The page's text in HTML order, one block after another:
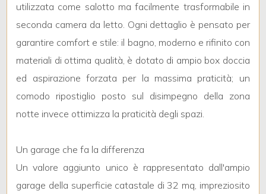
utilizzata come salotto ma facilmente trasformabile in
seconda camera da letto. Ogni dettaglio è pensato per
garantire comfort e stile: il bagno, moderno e rifinito con
materiali di ottima qualità, è dotato di ampio box doccia
ed aspirazione forzata per la massima praticità; un
comodo ripostiglio posto sul disimpegno della zona
notte invece ottimizza la praticità degli spazi.
Un garage che fa la differenza
Un valore aggiunto unico è rappresentato dall'ampio
garage della superficie catastale di 32 mq, impreziosito
1
2
3
5